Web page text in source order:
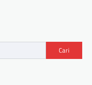
Cari